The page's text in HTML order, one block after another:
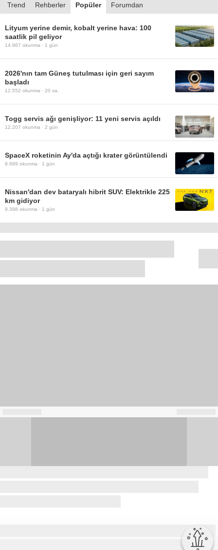
Trend Rehberler Popüler Forumdan
Lityum yerine demir, kobalt yerine hava: 100
saatlik pil geliyor
14.967 okunma · 1 gün
2026'nın tam Güneş tutulması için geri sayım
başladı
12.552 okunma · 20 sa.
Togg servis ağı genişliyor: 11 yeni servis açıldı
12.207 okunma · 2 gün
SpaceX roketinin Ay'da açtığı krater görüntülendi
9.689 okunma · 1 gün
Nissan'dan dev bataryalı hibrit SUV: Elektrikle 225
km gidiyor
9.398 okunma · 1 gün